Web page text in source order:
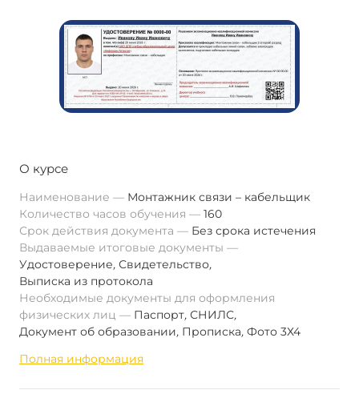
О курсе
Наименование
Монтажник связи – кабельщик
Количество часов обучения
160
Срок действия документа
Без срока истечения
Выдаваемые итоговые документы
Удостоверение, Свидетельство,
Выписка из протокола
Необходимые документы для оформления
физических лиц
Паспорт, СНИЛС,
Документ об образовании, Прописка, Фото 3Х4
Полная информация